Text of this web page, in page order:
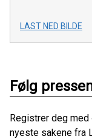
LAST NED BILDE
Følg
Registrer deg
nyeste sakene fra